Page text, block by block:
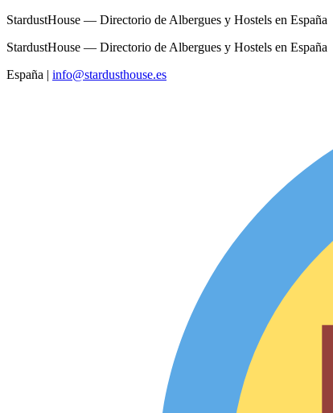
StardustHouse — Directorio de Albergues y Hostels en España
StardustHouse — Directorio de Albergues y Hostels en España
España | info@stardusthouse.es